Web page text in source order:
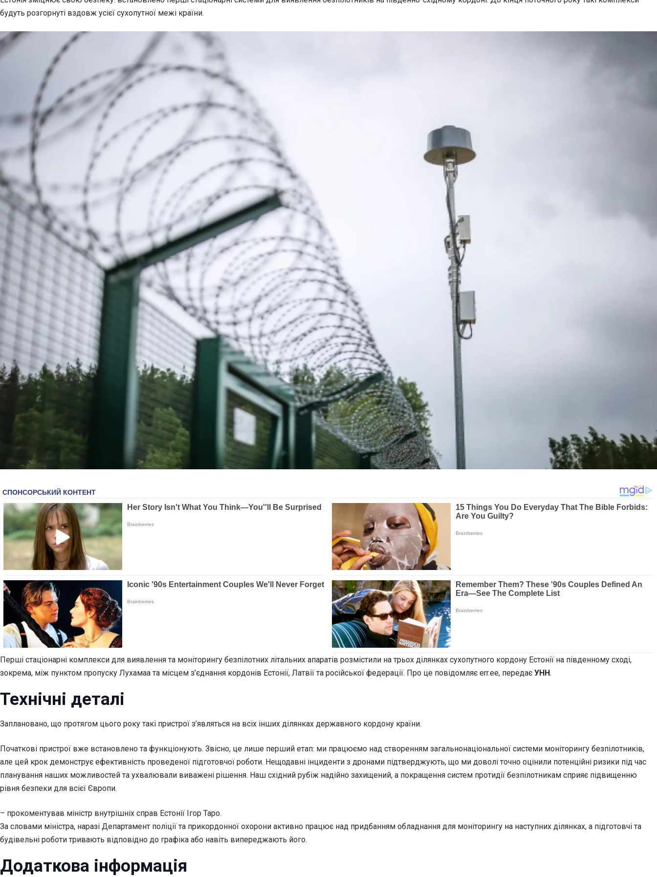
будуть розгорнуті вздовж усієї сухопутної межі країни.
Перші стаціонарні комплекси для виявлення та моніторингу безпілотних літальних апаратів розмістили на трьох ділянках сухопутного кордону Естонії на південному сході,
зокрема, між пунктом пропуску Лухамаа та місцем з’єднання кордонів Естонії, Латвії та російської федерації. Про це повідомляє err.ee, передає УНН.
Технічні деталі
Заплановано, що протягом цього року такі пристрої з’являться на всіх інших ділянках державного кордону країни.
Початкові пристрої вже встановлено та функціонують. Звісно, це лише перший етап: ми працюємо над створенням загальнонаціональної системи моніторингу безпілотників,
але цей крок демонструє ефективність проведеної підготовчої роботи. Нещодавні інциденти з дронами підтверджують, що ми доволі точно оцінили потенційні ризики під час
планування наших можливостей та ухвалювали виважені рішення. Наш східний рубіж надійно захищений, а покращення систем протидії безпілотникам сприяє підвищенню
рівня безпеки для всієї Європи.
– прокоментував міністр внутрішніх справ Естонії Ігор Таро.
За словами міністра, наразі Департамент поліції та прикордонної охорони активно працює над придбанням обладнання для моніторингу на наступних ділянках, а підготовчі та
будівельні роботи тривають відповідно до графіка або навіть випереджають його.
Додаткова інформація